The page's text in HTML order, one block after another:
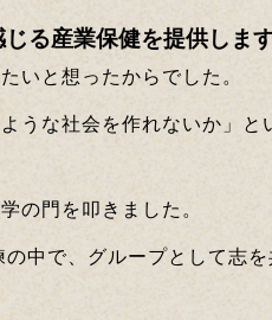
る産業保健を提供します
いと想ったからでした。
うな社会を作れないか」と
の門を叩きました。
中で、グループとして志を